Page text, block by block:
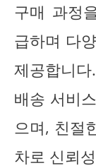
구매 과정
급하며 다
제공합니
배송 서비
으며, 친절
차로 신뢰